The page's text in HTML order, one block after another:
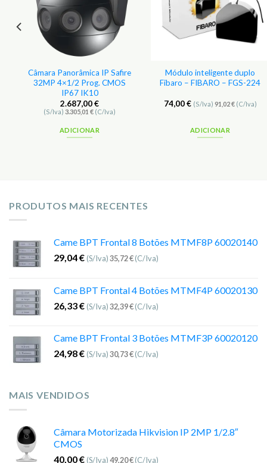
Câmara Panorâmica IP Safire
32MP 4×1/2 Prog. CMOS
IP67 IK10
2.687,00€
(S/Iva) 3.305,01 € (C/Iva)
ADICIONAR
Módulo inteligente duplo
Fibaro – FIBARO – FGS-224
74,00€ (S/Iva) 91,02€(C/Iva)
ADICIONAR
PRODUTOS MAIS RECENTES
Came BPT Frontal 8 Botões MTMF8P 60020140
29,04€ (S/Iva)35,72€(C/Iva)
Came BPT Frontal 4 Botões MTMF4P 60020130
26,33€ (S/Iva)32,39€(C/Iva)
Came BPT Frontal 3 Botões MTMF3P 60020120
24,98€ (S/Iva)30,73€(C/Iva)
MAIS VENDIDOS
Câmara Motorizada Hikvision IP 2MP 1/2.8″
CMOS
40,00€ (S/Iva)49,20€(C/Iva)